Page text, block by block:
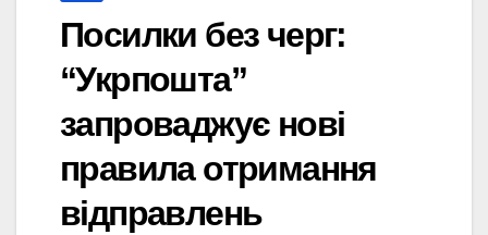
Посилки без черг:
“Укрпошта”
запроваджує нові
правила отримання
відправлень